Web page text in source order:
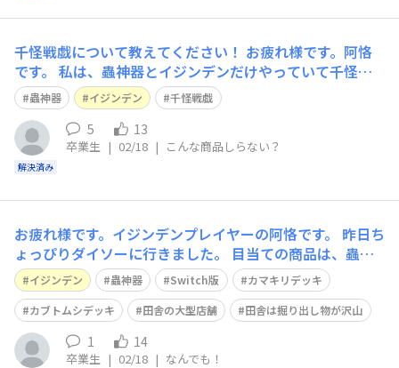
千怪戦戯について教えてください！ お疲れ様です。阿恪
です。 私は、蟲神器とイジンデンだけやっていて千怪戦
戯はそもそも持っていないしやったことがありません。
千怪戦戯とはどのような物なのでしょうか。以下の点を教
えていただけますと幸いです ・何がモチーフなのか ・蟲
神器・イジンデンと違うところはあるのか あまりWebサ
イトでは出て
蟲神器 イジンデン 千怪戦戯
解決済み
5 13
卒業生 | 02/18 | こんな商品しらない？
お疲れ様です。イジンデンプレイヤーの阿恪です。 昨日ち
ょっぴりダイソーに行きました。 目当ての商品は、蟲神
器のスターターパックですね。種類は何でも良いのでとり
あえず欲しかったので行きました。 良く行く店舗は大型
店舗ですぐ売り切れるので、基本的にブースターパックし
か販売していません。 なので、望み
イジンデン 蟲神器 Switch版
カマキリデッキ
カブトムシデッキ
田舎の大型店舗 田舎は掘り出し物が沢山
1 14
卒業生 | 02/18 | なんでも！